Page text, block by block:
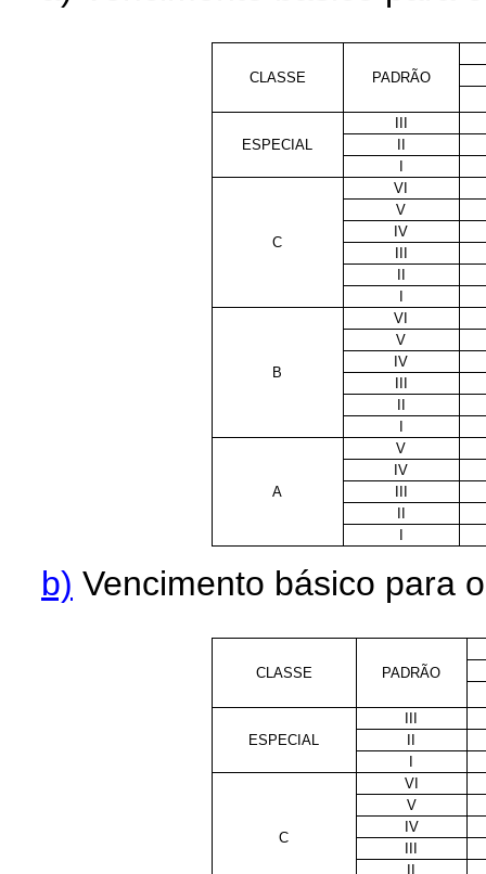
CLASSE PADRÃO
ESPECIAL
C
VI
V
IV
B
VI
V
IV
A
V
IV
b) Vencimento básico para
CLASSE PADRÃO
ESPECIAL
C
VI
V
IV